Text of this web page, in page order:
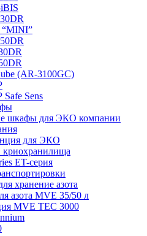
(AR-3100GC)
Sens
шкафы для ЭКО компании
для ЭКО
ET-серия
хранение азота
азота MVE 35/50 л
MVE TEC 3000